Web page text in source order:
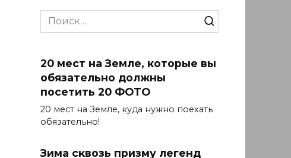
Search
for:
20 мест на Земле, которые вы
обязательно должны
посетить 20 ФОТО
20 мест на Земле, куда нужно поехать
обязательно!
Зима сквозь призму легенд